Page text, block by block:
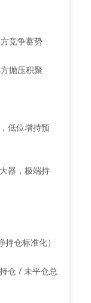
竞争蓄势
抛压积聚
低位增持预
器，极端持
仓标准化）
仓 / 未平仓总